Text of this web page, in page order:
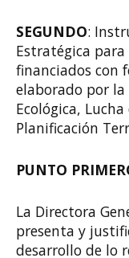
SEGUNDO:
Estratégica
financiados con
elaborado por la
Ecológica,
Planificación
PUNTO
La Directora
presenta y
desarrollo de lo